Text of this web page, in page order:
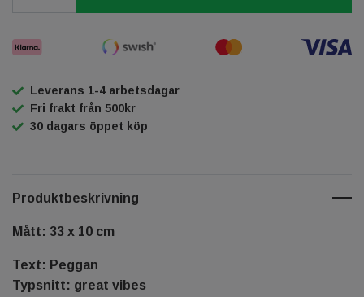
Leverans 1-4 arbetsdagar
Fri frakt från 500kr
30 dagars öppet köp
Produktbeskrivning
Mått: 33 x 10 cm
Text: Peggan
Typsnitt: great vibes